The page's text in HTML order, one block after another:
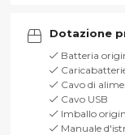
Dotazione
Batteria
Cavo di
Cavo USB
Imballo
Manuale